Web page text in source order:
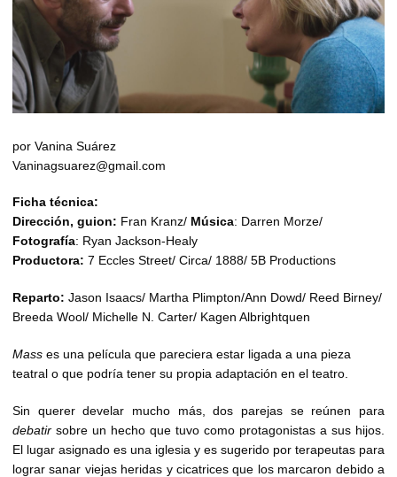
por Vanina Suárez
Vaninagsuarez@gmail.com
Ficha técnica:
Dirección, guion: Fran Kranz/ Música: Darren Morze/
Fotografía: Ryan Jackson-Healy
Productora: 7 Eccles Street/ Circa/ 1888/ 5B Productions
Reparto: Jason Isaacs/ Martha Plimpton/Ann Dowd/ Reed Birney/
Breeda Wool/ Michelle N. Carter/ Kagen Albrightquen
Mass es una película que pareciera estar ligada a una pieza
teatral o que podría tener su propia adaptación en el teatro.
Sin querer develar mucho más, dos parejas se reúnen para
debatir sobre un hecho que tuvo como protagonistas a sus hijos.
El lugar asignado es una iglesia y es sugerido por terapeutas para
lograr sanar viejas heridas y cicatrices que los marcaron debido a